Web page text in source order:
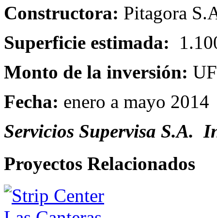
Constructora: Pitagora
Superficie estimada:
Monto de la inversión:
Fecha: enero a mayo 2014
Servicios Supervisa S.A.
Proyectos Relacionados